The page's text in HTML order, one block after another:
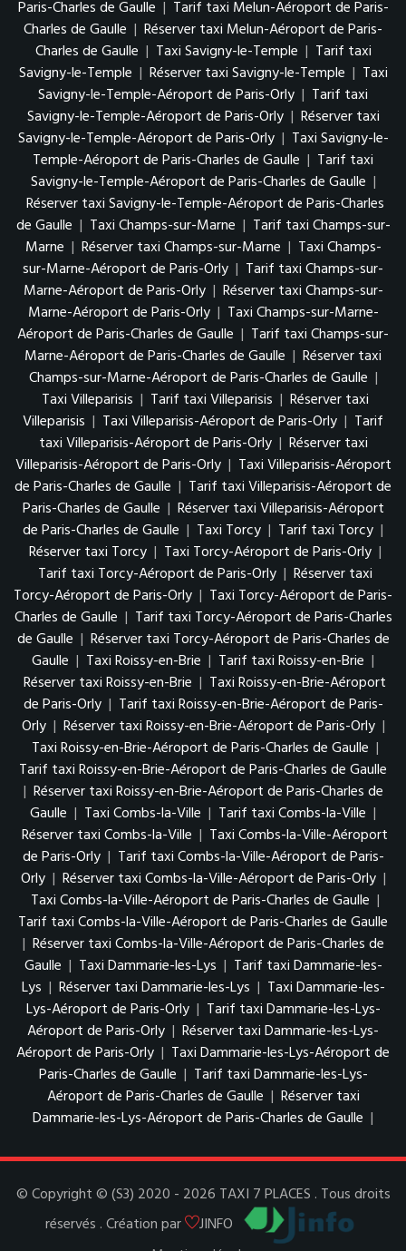
Paris-Charles de Gaulle | Tarif taxi Melun-Aéroport de Paris-
Charles de Gaulle | Réserver taxi Melun-Aéroport de Paris-
Charles de Gaulle | Taxi Savigny-le-Temple | Tarif taxi
Savigny-le-Temple | Réserver taxi Savigny-le-Temple | Taxi
Savigny-le-Temple-Aéroport de Paris-Orly | Tarif taxi
Savigny-le-Temple-Aéroport de Paris-Orly | Réserver taxi
Savigny-le-Temple-Aéroport de Paris-Orly | Taxi Savigny-le-
Temple-Aéroport de Paris-Charles de Gaulle | Tarif taxi
Savigny-le-Temple-Aéroport de Paris-Charles de Gaulle |
Réserver taxi Savigny-le-Temple-Aéroport de Paris-Charles
de Gaulle | Taxi Champs-sur-Marne | Tarif taxi Champs-sur-
Marne | Réserver taxi Champs-sur-Marne | Taxi Champs-
sur-Marne-Aéroport de Paris-Orly | Tarif taxi Champs-sur-
Marne-Aéroport de Paris-Orly | Réserver taxi Champs-sur-
Marne-Aéroport de Paris-Orly | Taxi Champs-sur-Marne-
Aéroport de Paris-Charles de Gaulle | Tarif taxi Champs-sur-
Marne-Aéroport de Paris-Charles de Gaulle | Réserver taxi
Champs-sur-Marne-Aéroport de Paris-Charles de Gaulle |
Taxi Villeparisis | Tarif taxi Villeparisis | Réserver taxi
Villeparisis | Taxi Villeparisis-Aéroport de Paris-Orly | Tarif
taxi Villeparisis-Aéroport de Paris-Orly | Réserver taxi
Villeparisis-Aéroport de Paris-Orly | Taxi Villeparisis-Aéroport
de Paris-Charles de Gaulle | Tarif taxi Villeparisis-Aéroport de
Paris-Charles de Gaulle | Réserver taxi Villeparisis-Aéroport
de Paris-Charles de Gaulle | Taxi Torcy | Tarif taxi Torcy |
Réserver taxi Torcy | Taxi Torcy-Aéroport de Paris-Orly |
Tarif taxi Torcy-Aéroport de Paris-Orly | Réserver taxi
Torcy-Aéroport de Paris-Orly | Taxi Torcy-Aéroport de Paris-
Charles de Gaulle | Tarif taxi Torcy-Aéroport de Paris-Charles
de Gaulle | Réserver taxi Torcy-Aéroport de Paris-Charles de
Gaulle | Taxi Roissy-en-Brie | Tarif taxi Roissy-en-Brie |
Réserver taxi Roissy-en-Brie | Taxi Roissy-en-Brie-Aéroport
de Paris-Orly | Tarif taxi Roissy-en-Brie-Aéroport de Paris-
Orly | Réserver taxi Roissy-en-Brie-Aéroport de Paris-Orly |
Taxi Roissy-en-Brie-Aéroport de Paris-Charles de Gaulle |
Tarif taxi Roissy-en-Brie-Aéroport de Paris-Charles de Gaulle
| Réserver taxi Roissy-en-Brie-Aéroport de Paris-Charles de
Gaulle | Taxi Combs-la-Ville | Tarif taxi Combs-la-Ville |
Réserver taxi Combs-la-Ville | Taxi Combs-la-Ville-Aéroport
de Paris-Orly | Tarif taxi Combs-la-Ville-Aéroport de Paris-
Orly | Réserver taxi Combs-la-Ville-Aéroport de Paris-Orly |
Taxi Combs-la-Ville-Aéroport de Paris-Charles de Gaulle |
Tarif taxi Combs-la-Ville-Aéroport de Paris-Charles de Gaulle
| Réserver taxi Combs-la-Ville-Aéroport de Paris-Charles de
Gaulle | Taxi Dammarie-les-Lys | Tarif taxi Dammarie-les-
Lys | Réserver taxi Dammarie-les-Lys | Taxi Dammarie-les-
Lys-Aéroport de Paris-Orly | Tarif taxi Dammarie-les-Lys-
Aéroport de Paris-Orly | Réserver taxi Dammarie-les-Lys-
Aéroport de Paris-Orly | Taxi Dammarie-les-Lys-Aéroport de
Paris-Charles de Gaulle | Tarif taxi Dammarie-les-Lys-
Aéroport de Paris-Charles de Gaulle | Réserver taxi
Dammarie-les-Lys-Aéroport de Paris-Charles de Gaulle |
© Copyright © (S3) 2020 - 2026 TAXI 7 PLACES . Tous droits
réservés . Création par
JINFO